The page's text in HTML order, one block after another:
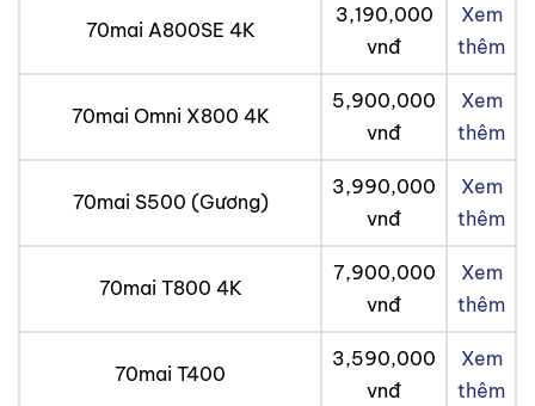
70mai A800SE 4K
3,190,000
vnđ
Xem
thêm
70mai Omni X800 4K
5,900,000
vnđ
Xem
thêm
70mai S500 (Gương)
3,990,000
vnđ
Xem
thêm
70mai T800 4K
7,900,000
vnđ
Xem
thêm
70mai T400
3,590,000
vnđ
Xem
thêm